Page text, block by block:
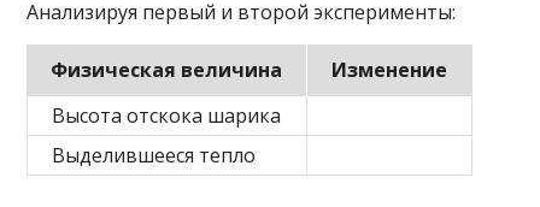
Анализируя первый и второй эксперименты:
Физическая величина
Изменение
Высота отскока шарика
Выделившееся тепло